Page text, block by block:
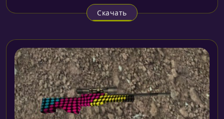
Скачать